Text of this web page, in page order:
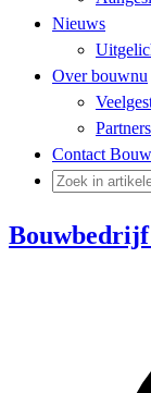
Nieuws
Over bouwnu
Partners
Contact